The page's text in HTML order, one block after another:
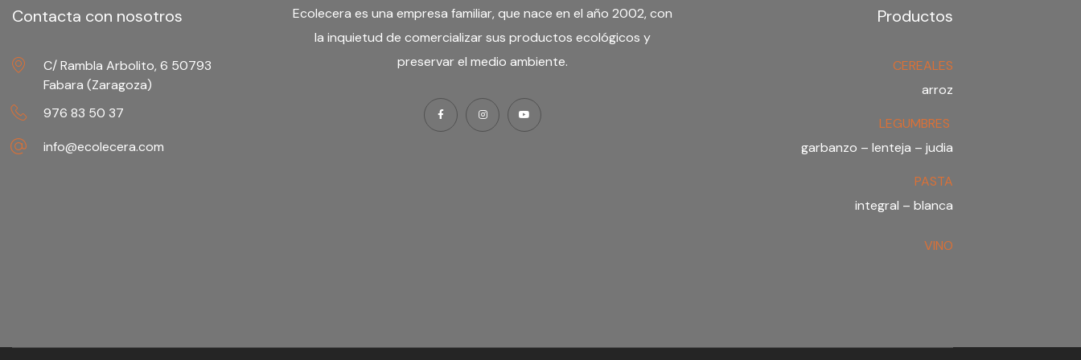
Contacta con nosotros
C/ Rambla Arbolito, 6 50793
Fabara (Zaragoza)
976 83 50 37
info@ecolecera.com
Ecolecera es una empresa familiar, que nace en el año 2002, con
la inquietud de comercializar sus productos ecológicos y
preservar el medio ambiente.
Productos
CEREALES
arroz
LEGUMBRES
garbanzo – lenteja – judia
PASTA
integral – blanca
VINO